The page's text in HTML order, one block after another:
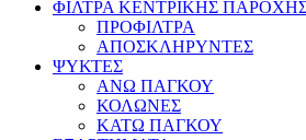
ΦΙΛΤΡΑ ΚΕΝΤΡΙΚΗΣ
ΠΡΟΦΙΛΤΡΑ
ΑΠΟΣΚΛΗΡΥΝΤΕΣ
ΨΥΚΤΕΣ
ΑΝΩ ΠΑΓΚΟΥ
ΚΟΛΩΝΕΣ
ΚΑΤΩ ΠΑΓΚΟΥ